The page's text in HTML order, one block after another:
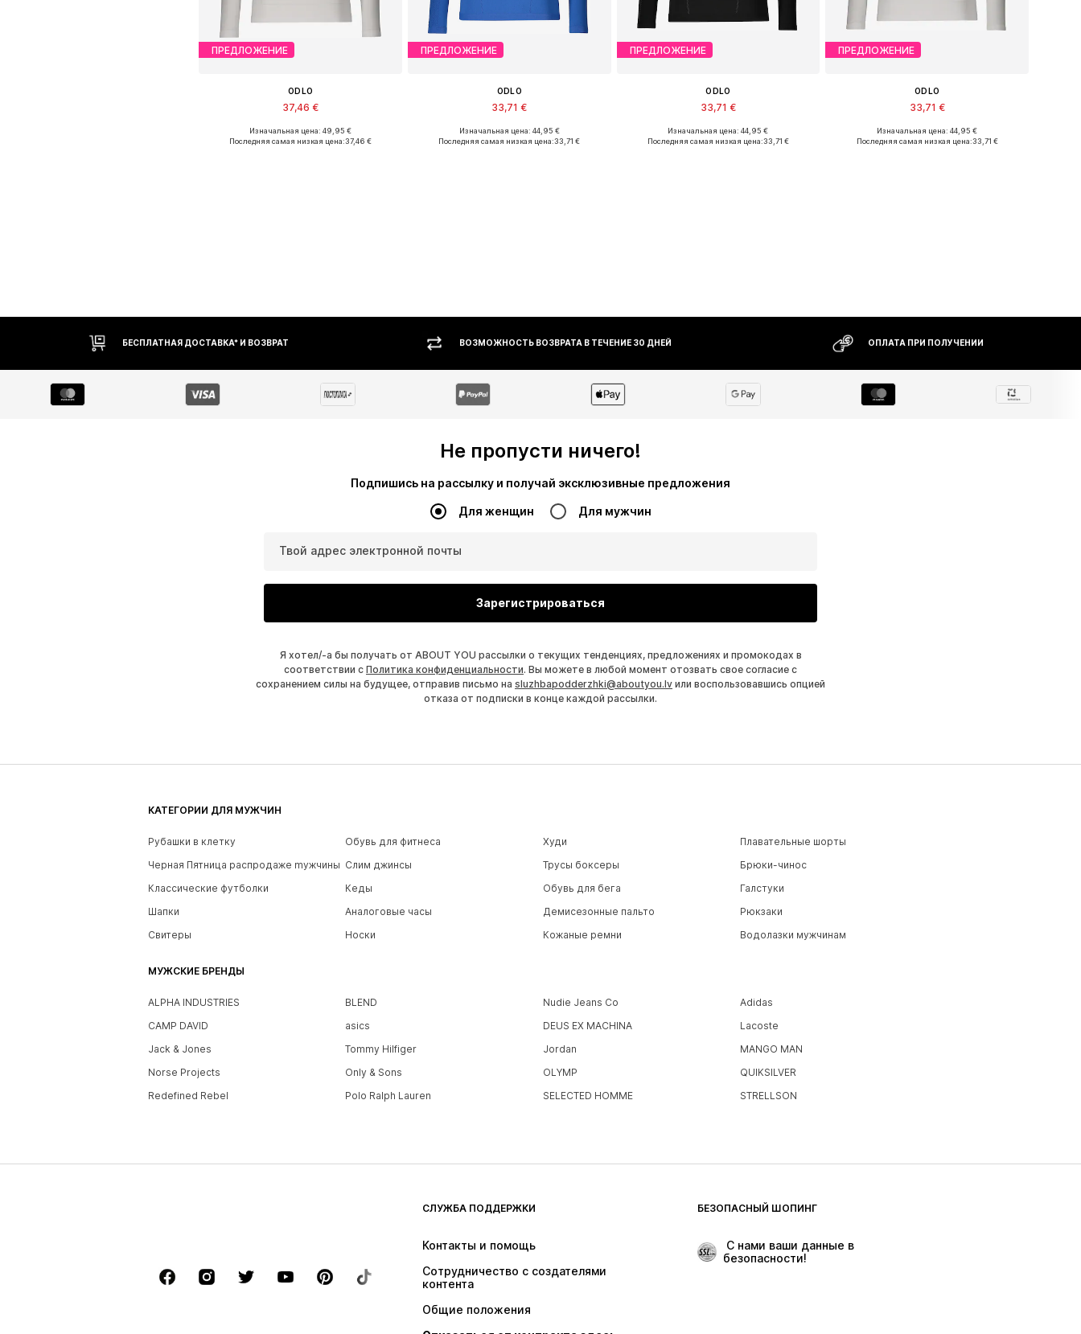
ПРЕДЛОЖЕНИЕ
ODLO
37,46 €
Доступные размеры: S, M, L, XL
Изначальная цена: 49,95 €
Последняя самая низкая цена:37,46 €
ПРЕДЛОЖЕНИЕ
ODLO
33,71 €
Доступные размеры: S, M, L, XL
Изначальная цена: 44,95 €
Последняя самая низкая цена:33,71 €
ПРЕДЛОЖЕНИЕ
ODLO
33,71 €
Доступные размеры: S, M, L, XL
Изначальная цена: 44,95 €
Последняя самая низкая цена:33,71 €
ПРЕДЛОЖЕНИЕ
ODLO
33,71 €
Доступные размеры: S, M, L, XL
Изначальная цена: 44,95 €
Последняя самая низкая цена:33,71 €
БЕСПЛАТНАЯ ДОСТАВКА* И ВОЗВРАТ ВОЗМОЖНОСТЬ ВОЗВРАТА В ТЕЧЕНИЕ 30 ДНЕЙ ОПЛАТА ПРИ ПОЛУЧЕНИИ
Не пропусти ничего!
Подпишись на рассылку и получай эксклюзивные предложения
Для женщин Для мужчин
Твой адрес электронной почты
Зарегистрироваться
Я хотел/-а бы получать от ABOUT YOU рассылки о текущих тенденциях, предложениях и промокодах в
соответствии с Политика конфиденциальности. Вы можете в любой момент отозвать свое согласие с
сохранением силы на будущее, отправив письмо на sluzhbapodderzhki@aboutyou.lv или воспользовавшись опцией
отказа от подписки в конце каждой рассылки.
КАТЕГОРИИ ДЛЯ МУЖЧИН
Рубашки в клетку Обувь для фитнеса Худи
Плавательные шорты
Черная Пятница распродаже mужчины Слим джинсы Трусы боксеры
Брюки-чинос
Классические футболки
Кеды Обувь для бега
Галстуки
Шапки
Аналоговые часы Демисезонные пальто
Рюкзаки
Свитеры
Носки Кожаные ремни Водолазки мужчинам
МУЖСКИЕ БРЕНДЫ
ALPHA INDUSTRIES BLEND Nudie Jeans Co
Adidas
CAMP DAVID
asics DEUS EX MACHINA
Lacoste
Jack & Jones
Tommy Hilfiger Jordan
MANGO MAN
Norse Projects
Only & Sons OLYMP
QUIKSILVER
Redefined Rebel
Polo Ralph Lauren SELECTED HOMME STRELLSON
СЛУЖБА ПОДДЕРЖКИ
Контакты и помощь
Сотрудничество с создателями
контента
Общие положения
БЕЗОПАСНЫЙ ШОПИНГ
безопасности!